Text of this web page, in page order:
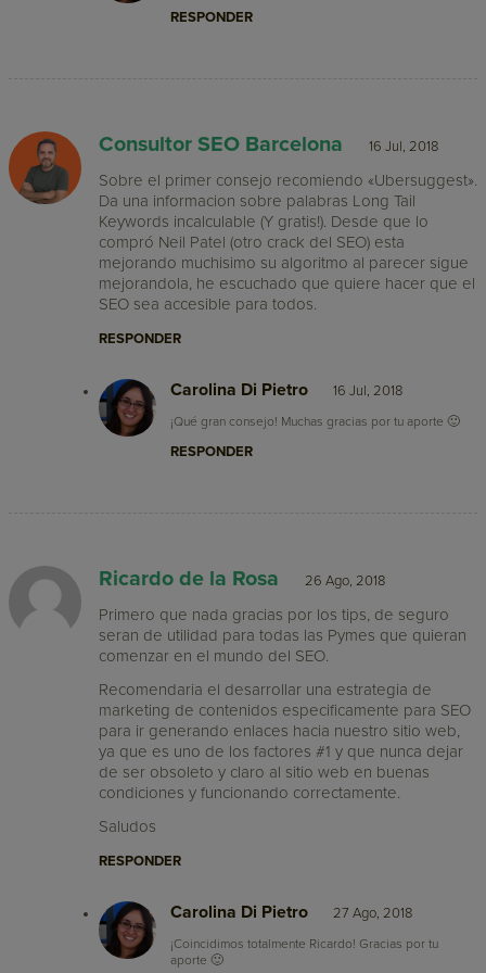
RESPONDER
Consultor SEO Barcelona 16 Jul, 2018
Sobre el primer consejo recomiendo «Ubersuggest».
Da una informacion sobre palabras Long Tail
Keywords incalculable (Y gratis!). Desde que lo
compró Neil Patel (otro crack del SEO) esta
mejorando muchisimo su algoritmo al parecer sigue
mejorandola, he escuchado que quiere hacer que el
SEO sea accesible para todos.
RESPONDER
Carolina Di Pietro 16 Jul, 2018
¡Qué gran consejo! Muchas gracias por tu aporte 🙂
RESPONDER
Ricardo de la Rosa 26 Ago, 2018
Primero que nada gracias por los tips, de seguro
seran de utilidad para todas las Pymes que quieran
comenzar en el mundo del SEO.
Recomendaria el desarrollar una estrategia de
marketing de contenidos especificamente para SEO
para ir generando enlaces hacia nuestro sitio web,
ya que es uno de los factores #1 y que nunca dejar
de ser obsoleto y claro al sitio web en buenas
condiciones y funcionando correctamente.
Saludos
RESPONDER
Carolina Di Pietro 27 Ago, 2018
¡Coincidimos totalmente Ricardo! Gracias por tu
aporte 🙂